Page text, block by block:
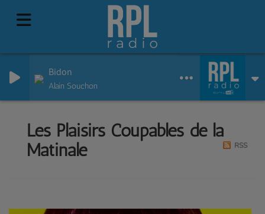
Bidon
Alain Souchon
Les Plaisirs Coupables de la
Matinale
RSS